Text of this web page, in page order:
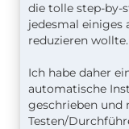
die tolle step-by-
jedesmal einiges
reduzieren wollte.
Ich habe daher
automatische
geschrieben und
Testen/